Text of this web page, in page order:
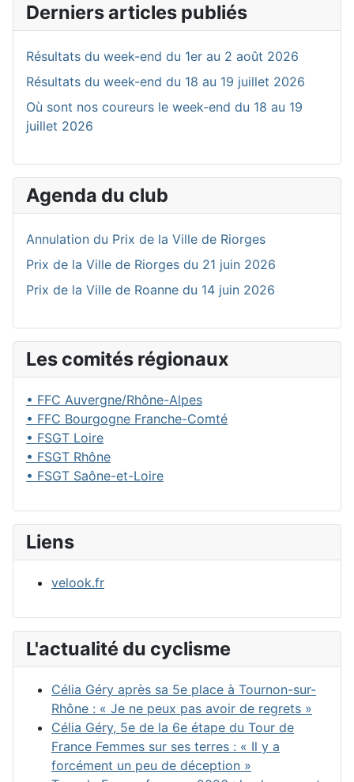
Derniers articles publiés
Résultats du week-end du 1er au 2 août 2026
Résultats du week-end du 18 au 19 juillet 2026
Où sont nos coureurs le week-end du 18 au 19
juillet 2026
Agenda du club
Annulation du Prix de la Ville de Riorges
Prix de la Ville de Riorges du 21 juin 2026
Prix de la Ville de Roanne du 14 juin 2026
Les comités régionaux
• FFC Auvergne/Rhône-Alpes
• FFC Bourgogne Franche-Comté
• FSGT Loire
• FSGT Rhône
• FSGT Saône-et-Loire
Liens
velook.fr
L'actualité du cyclisme
Célia Géry après sa 5e place à Tournon-sur-
Rhône : « Je ne peux pas avoir de regrets »
Célia Géry, 5e de la 6e étape du Tour de
France Femmes sur ses terres : « Il y a
forcément un peu de déception »